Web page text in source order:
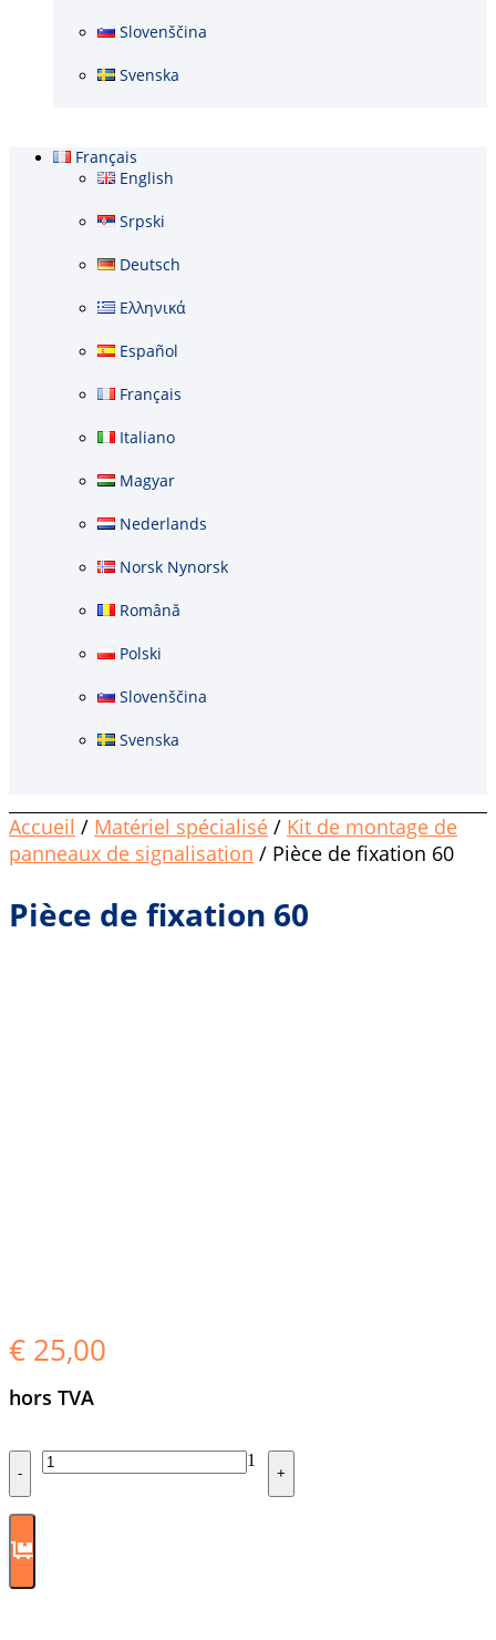
Slovenščina
Svenska
Français
English
Srpski
Deutsch
Ελληνικά
Español
Français
Italiano
Magyar
Nederlands
Norsk Nynorsk
Română
Polski
Slovenščina
Svenska
Accueil / Matériel spécialisé / Kit de montage de
panneaux de signalisation / Pièce de fixation 60
Pièce de fixation 60
€ 25,00
hors TVA
Quantity
-
1
+